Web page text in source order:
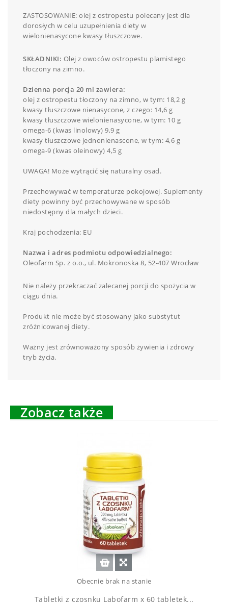
ZASTOSOWANIE: olej z ostropestu polecany jest dla
dorosłych w celu uzupełnienia diety w
wielonienasycone kwasy tłuszczowe.
SKŁADNIKI: Olej z owoców ostropestu plamistego
tłoczony na zimno.
Dzienna porcja 20 ml zawiera:
olej z ostropestu tłoczony na zimno, w tym: 18,2 g
kwasy tłuszczowe nienasycone, z czego: 14,6 g
kwasy tłuszczowe wielonienasycone, w tym: 10 g
omega-6 (kwas linolowy) 9,9 g
kwasy tłuszczowe jednonienascone, w tym: 4,6 g
omega-9 (kwas oleinowy) 4,5 g
UWAGA! Może wytrącić się naturalny osad.
Przechowywać w temperaturze pokojowej. Suplementy
diety powinny być przechowywane w sposób
niedostępny dla małych dzieci.
Kraj pochodzenia: EU
Nazwa i adres podmiotu odpowiedzialnego:
Oleofarm Sp. z o.o., ul. Mokronoska 8, 52-407 Wrocław
Nie należy przekraczać zalecanej porcji do spożycia w
ciągu dnia.
Produkt nie może być stosowany jako substytut
zróżnicowanej diety.
Ważny jest zrównoważony sposób żywienia i zdrowy
tryb życia.
Zobacz także
Obecnie brak na stanie
Tabletki z czosnku Labofarm x 60 tabletek...